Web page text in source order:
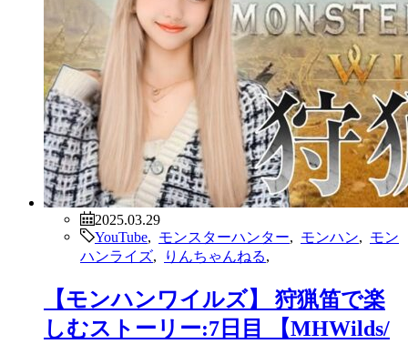
2025.03.29
YouTube
モンスターハンター モンハン
モン
ハンライズ
りんちゃんねる
【モンハンワイルズ】 狩猟笛で楽
しむストーリー:7日目 【MHWilds/